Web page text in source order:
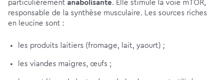
particulièrement anabolisante. Elle stimule la voie mTOR,
responsable de la synthèse musculaire. Les sources riches
en leucine sont :
les produits laitiers (fromage, lait, yaourt) ;
les viandes maigres, œufs ;